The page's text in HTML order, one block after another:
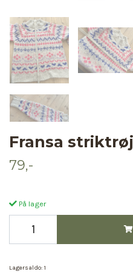
Fransa
79,-
På lager
Lagersaldo: 1